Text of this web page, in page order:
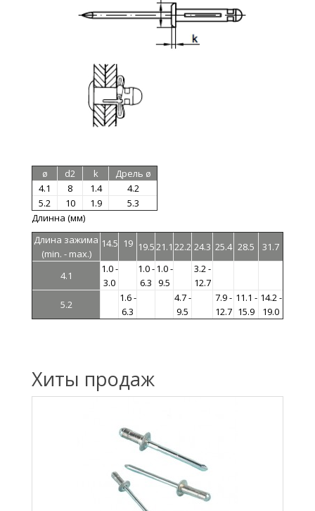
ø d2 k Дрель ø
4.1
8 1.4
4.2
5.2
10 1.9
5.3
Длинна (мм)
Длина зажима
(min. - max.)
14.5 19 19.521.1 22.2 24.3 25.4 28.5 31.7
4.1
1.0 -
3.0
1.0 -
6.3
1.0 -
9.5
3.2 -
12.7
5.2
1.6 -
6.3
4.7 -
9.5
7.9 -
12.7
11.1 -
15.9
14.2 -
19.0
Хиты продаж